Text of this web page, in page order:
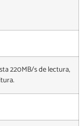
220MB/s de lectura,